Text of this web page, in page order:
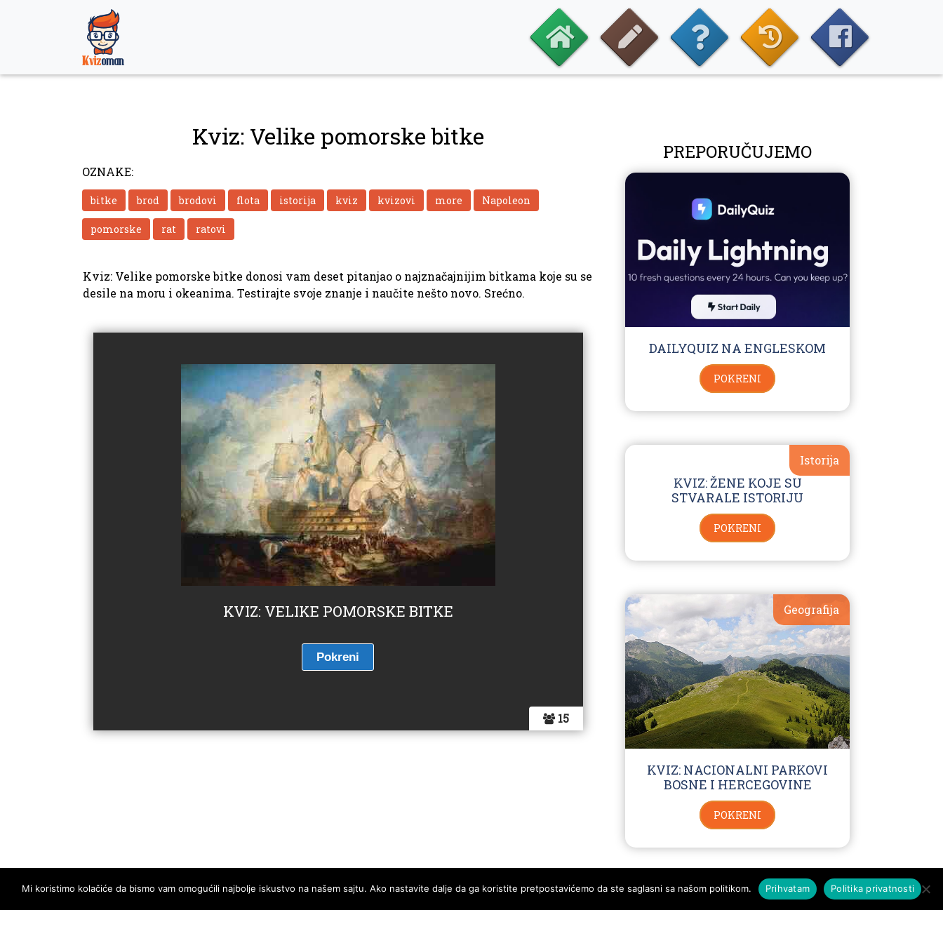
Kviz: Velike pomorske bitke
OZNAKE:
bitke brod brodovi flota istorija kviz kvizovi more Napoleon
pomorske rat ratovi
Kviz: Velike pomorske bitke donosi vam deset pitanjao o najznačajnijim bitkama koje su se
desile na moru i okeanima. Testirajte svoje znanje i naučite nešto novo. Srećno.
15
KVIZ: VELIKE POMORSKE BITKE
PREPORUČUJEMO
DAILYQUIZ NA ENGLESKOM
POKRENI
Istorija
KVIZ: ŽENE KOJE SU
STVARALE ISTORIJU
POKRENI
Geografija
KVIZ: NACIONALNI PARKOVI
BOSNE I HERCEGOVINE
POKRENI
Mi koristimo kolačiće da bismo vam omogućili najbolje iskustvo na našem sajtu. Ako nastavite dalje da ga koristite pretpostavićemo da ste saglasni sa našom politikom. Prihvatam Politika privatnosti